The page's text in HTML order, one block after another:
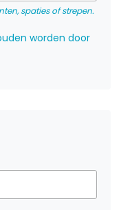
spaties of strepen.
worden door